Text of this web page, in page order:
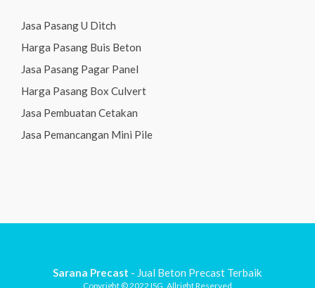
Jasa Pasang U Ditch
Harga Pasang Buis Beton
Jasa Pasang Pagar Panel
Harga Pasang Box Culvert
Jasa Pembuatan Cetakan
Jasa Pemancangan Mini Pile
Sarana Precast - Jual Beton Precast Terbaik
Copyright © 2022 ISG. Allright Reserved